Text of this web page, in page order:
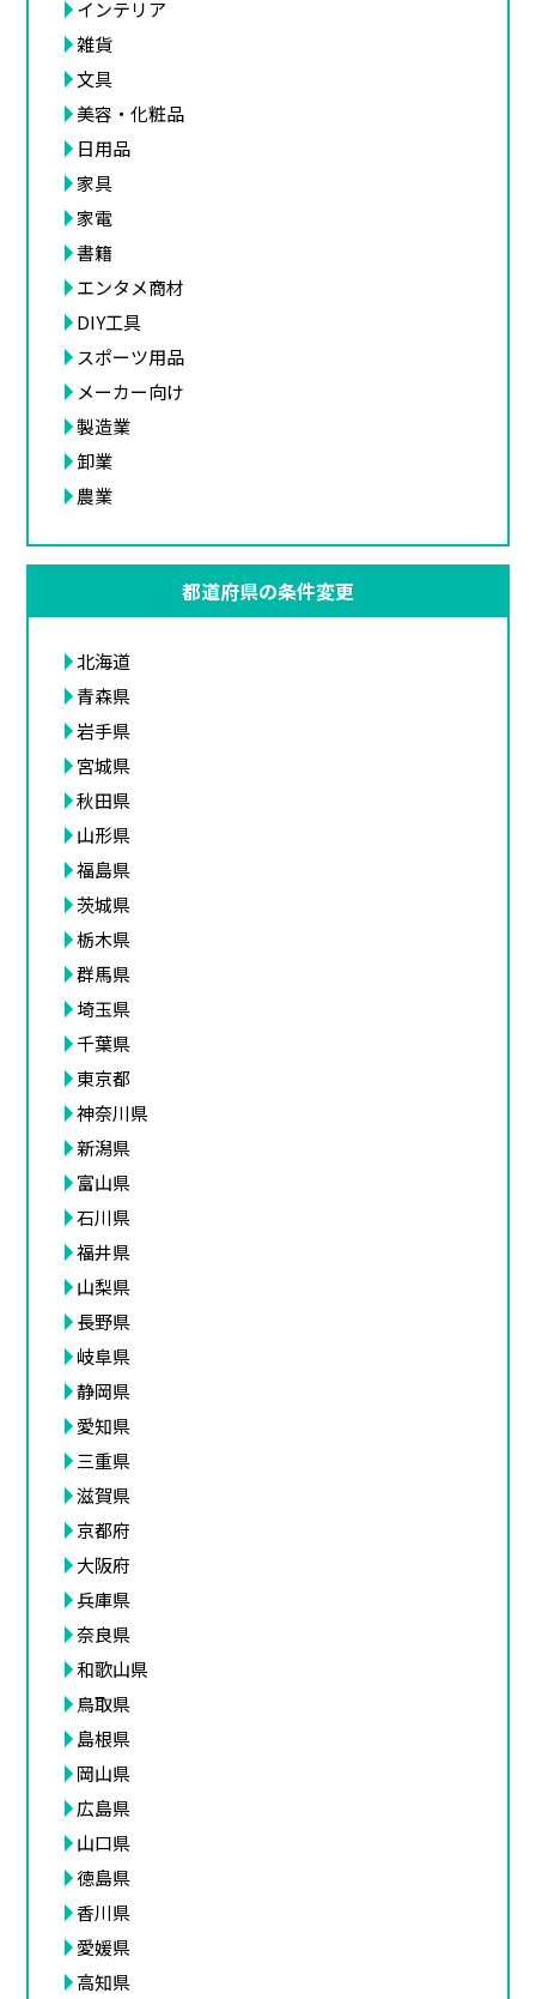
インテリア
雑貨
文具
美容・化粧品
日用品
家具
家電
書籍
エンタメ商材
DIY工具
スポーツ用品
メーカー向け
製造業
卸業
農業
都道府県の条件変更
北海道
青森県
岩手県
宮城県
秋田県
山形県
福島県
茨城県
栃木県
群馬県
埼玉県
千葉県
東京都
神奈川県
新潟県
富山県
石川県
福井県
山梨県
長野県
岐阜県
静岡県
愛知県
三重県
滋賀県
京都府
大阪府
兵庫県
奈良県
和歌山県
鳥取県
島根県
岡山県
広島県
山口県
徳島県
香川県
愛媛県
高知県